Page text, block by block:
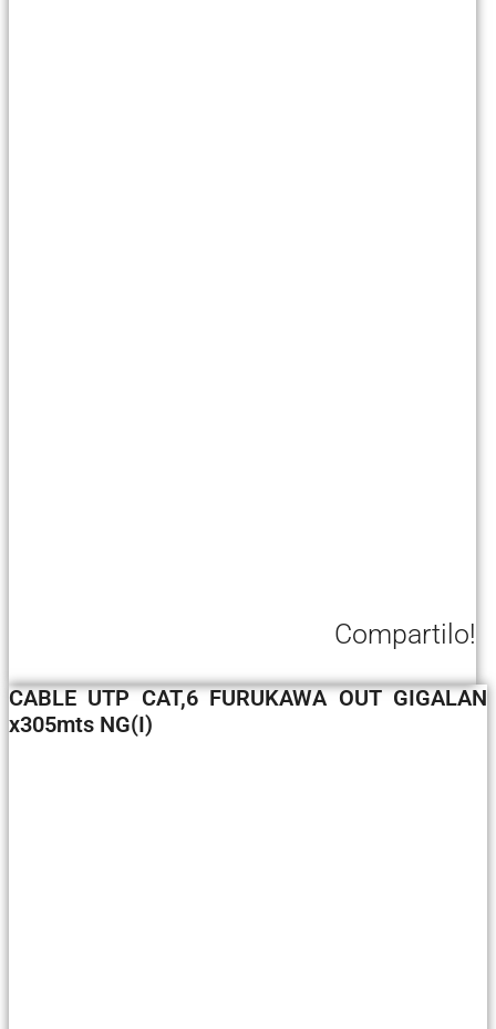
Compartilo!
CABLE UTP CAT,6 FURUKAWA OUT GIGALAN
x305mts NG(I)